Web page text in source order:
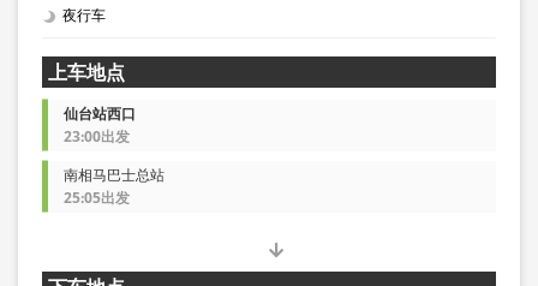
夜行车
上车地点
仙台站西口
23:00出发
南相马巴士总站
25:05出发